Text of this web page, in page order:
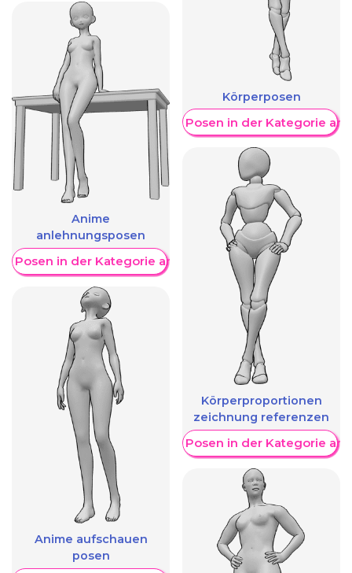
Anime
anlehnungsposen
Posen in der Kategorie anzeigen
Anime aufschauen
posen
Körperposen
Weitere Posen in der Kategorie
Körperproportionen
zeichnung referenzen
Weitere Posen in der Kategorie